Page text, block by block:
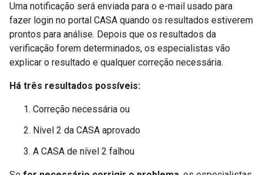
Uma notificação será enviada para o e-mail usado para
fazer login no portal CASA quando os resultados estiverem
prontos para análise. Depois que os resultados da
verificação forem determinados, os especialistas vão
explicar o resultado e qualquer correção necessária.
Há três resultados possíveis:
Correção necessária ou
Nível 2 da CASA aprovado
A CASA de nível 2 falhou